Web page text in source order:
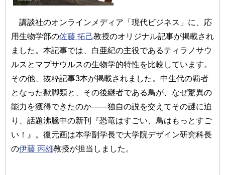
講談社のオンラインメディア「現代ビジネス」に、応
用生物学部の佐藤 拓己教授のオリジナル記事が掲載され
ました。本記事では、白亜紀の主役であるティラノサウ
ルスとマプサウルスの生物学的特性を比較しています。
その他、抜粋記事3本が掲載されました。中生代の覇者
となった獣脚類と、その後継者である鳥が、なぜ驚異の
能力を獲得できたのか――独自の説を交えてその謎に迫
り、話題沸騰中の新刊『恐竜はすごい、鳥はもっとすご
い！』。復元画は本学副学長で大学院デザイン研究科長
の伊藤 丙雄教授が担当しました。